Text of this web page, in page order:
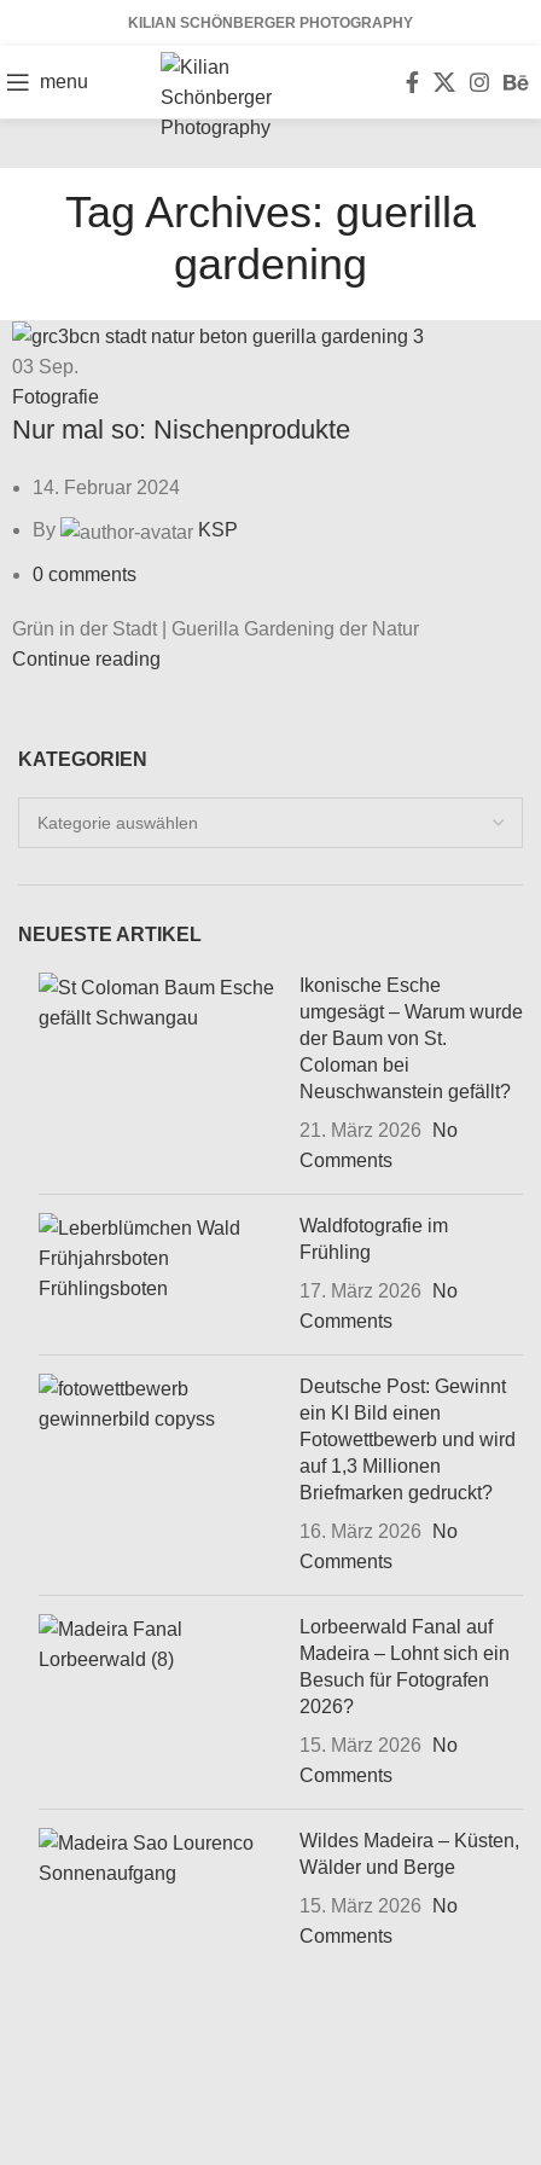
KILIAN SCHÖNBERGER PHOTOGRAPHY
menu
Tag Archives: guerilla
gardening
03 Sep.
Fotografie
Nur mal so: Nischenprodukte
14. Februar 2024
By KSP
0 comments
Grün in der Stadt | Guerilla Gardening der Natur
Continue reading
KATEGORIEN
Kategorien
NEUESTE ARTIKEL
Ikonische Esche
umgesägt – Warum wurde
der Baum von St.
Coloman bei
Neuschwanstein gefällt?
21. März 2026
No
Comments
Waldfotografie im
Frühling
17. März 2026
No
Comments
Deutsche Post: Gewinnt
ein KI Bild einen
Fotowettbewerb und wird
auf 1,3 Millionen
Briefmarken gedruckt?
16. März 2026
No
Comments
Lorbeerwald Fanal auf
Madeira – Lohnt sich ein
Besuch für Fotografen
2026?
15. März 2026
No
Comments
Wildes Madeira – Küsten,
Wälder und Berge
15. März 2026
No
Comments